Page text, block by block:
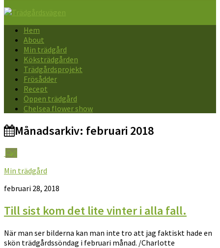
Hem
About
Min trädgård
Köksträdgården
Trädgårdsprojekt
Frösådder
Recept
Öppen trädgård
Chelsea flower show
Månadsarkiv: februari 2018
0
Min trädgård
februari 28, 2018
Till sist kom det lite vinter i alla fall.
När man ser bilderna kan man inte tro att jag faktiskt hade en
skön trädgårdssöndag i februari månad. /Charlotte